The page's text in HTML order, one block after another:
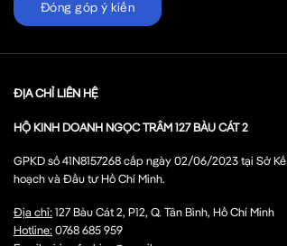
Đóng góp ý kiến
ĐỊA CHỈ LIÊN HỆ
HỘ KINH DOANH NGỌC TRÂM 127 BÀU CÁT 2
GPKD số 41N8157268 cấp ngày 02/06/2023 tại Sở Kế
hoạch và Đầu tư Hồ Chí Minh.
Địa chỉ:127 Bàu Cát 2, P12, Q. Tân Bình, Hồ Chí Minh
Hotline:0768 685 959